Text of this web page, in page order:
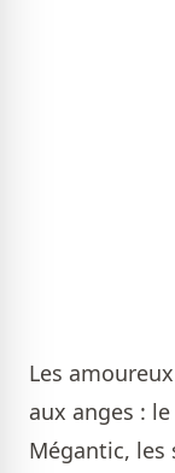
Les
aux anges :
Mégantic, les